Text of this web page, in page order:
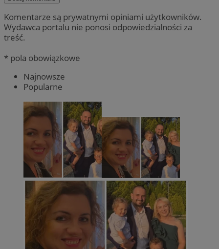
Komentarze są prywatnymi opiniami użytkowników.
Wydawca portalu nie ponosi odpowiedzialności za
treść.
* pola obowiązkowe
Najnowsze
Popularne